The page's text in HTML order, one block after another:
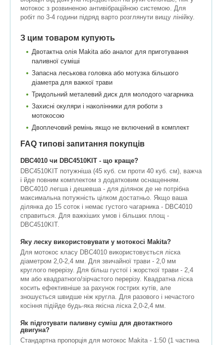
мотокос з розвиненою антивібраційною системою. Для
робіт по 3-4 години підряд варто розглянути вищу лінійку.
З цим товаром купують
Двотактна олія Makita або аналог для приготування
паливної суміші
Запасна леськова головка або мотузка більшого
діаметра для важкої трави
Тридольний металевий диск для молодого чагарника
Захисні окуляри і наколінники для роботи з
мотокосою
Двоплечовий ремінь якщо не включений в комплект
FAQ типові запитання покупців
DBC4010 чи DBC4510KIT - що краще?
DBC4510KIT потужніша (45 куб. см проти 40 куб. см), важча
і йде повним комплектом з додатковим оснащенням.
DBC4010 легша і дешевша - для ділянок де не потрібна
максимальна потужність цілком достатньо. Якщо ваша
ділянка до 15 соток і немає густого чагарника - DBC4010
справиться. Для важкіших умов і більших площ -
DBC4510KIT.
Яку леску використовувати у мотокосі Makita?
Для мотокос класу DBC4010 використовується ліска
діаметром 2,0-2,4 мм. Для звичайної трави - 2,0 мм
круглого перерізу. Для більш густої і жорсткої трави - 2,4
мм або квадратного/зірчастого перерізу. Квадратна ліска
косить ефективніше за рахунок гострих кутів, але
зношується швидше ніж кругла. Для разового і нечастого
косіння підійде будь-яка якісна ліска 2,0-2,4 мм.
Як підготувати паливну суміш для двотактного
двигуна?
Стандартна пропорція для мотокос Makita - 1:50 (1 частина